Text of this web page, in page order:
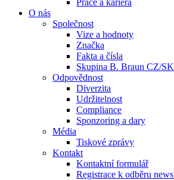
Práce a kariéra
O nás
Společnost
Vize a hodnoty
Značka
Fakta a čísla
Skupina B. Braun CZ/SK
Odpovědnost
Diverzita
Udržitelnost
Compliance
Sponzoring a dary
Média
Tiskové zprávy
Kontakt
Kontaktní formulář
Registrace k odběru